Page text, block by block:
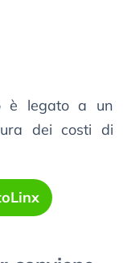
è legato a un
dei costi di